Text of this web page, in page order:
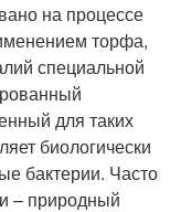
на процессе
торфа,
специальной
для таких
биологически
бактерии. Часто
– природный